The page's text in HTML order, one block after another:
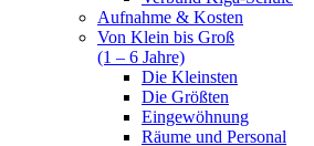
Aufnahme & Kosten
Von Klein bis Groß
(1 – 6 Jahre)
Die Kleinsten
Die Größten
Eingewöhnung
Räume und Personal